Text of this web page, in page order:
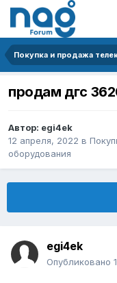
продам дгс
Автор: egi4ek
12 апреля, 2022 в
оборудования
egi4ek
Опубликовано